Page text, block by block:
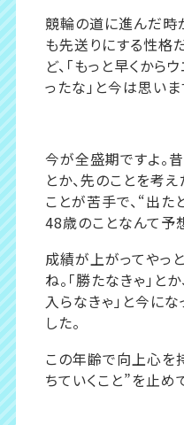
競輪の道に進んだ時
も先送りにする性格
ど、「もっと早くか
ったな」と今は思いま
今が全盛期ですよ。
とか、先のことを考
ことが苦手で、“出た
48歳のことなんて予
成績が上がってやっ
ね。「勝たなきゃ」と
入らなきゃ」と今に
した。
この年齢で向上心を
ちていくこと”を止め